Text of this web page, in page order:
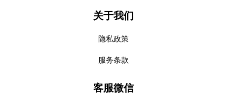
关于我们
隐私政策
服务条款
客服微信